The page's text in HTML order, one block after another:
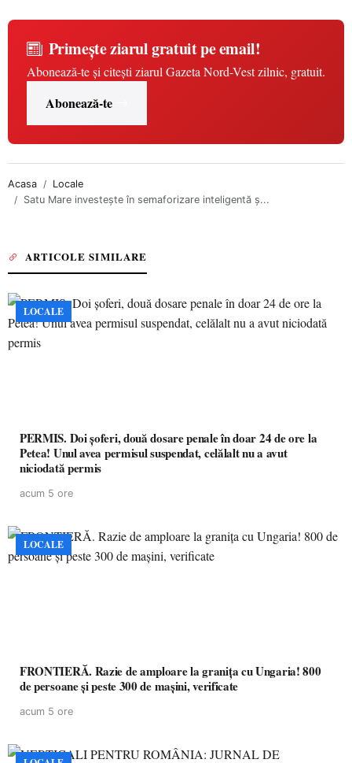
Primește ziarul gratuit pe email!
Abonează-te și citești ziarul Gazeta Nord-Vest zilnic, gratuit.
Abonează-te
Acasa
Locale
Satu Mare investește în semaforizare inteligentă ș...
ARTICOLE SIMILARE
LOCALE
PERMIS. Doi șoferi, două dosare penale în doar 24 de ore la
Petea! Unul avea permisul suspendat, celălalt nu a avut
niciodată permis
acum 5 ore
LOCALE
FRONTIERĂ. Razie de amploare la granița cu Ungaria! 800
de persoane și peste 300 de mașini, verificate
acum 5 ore